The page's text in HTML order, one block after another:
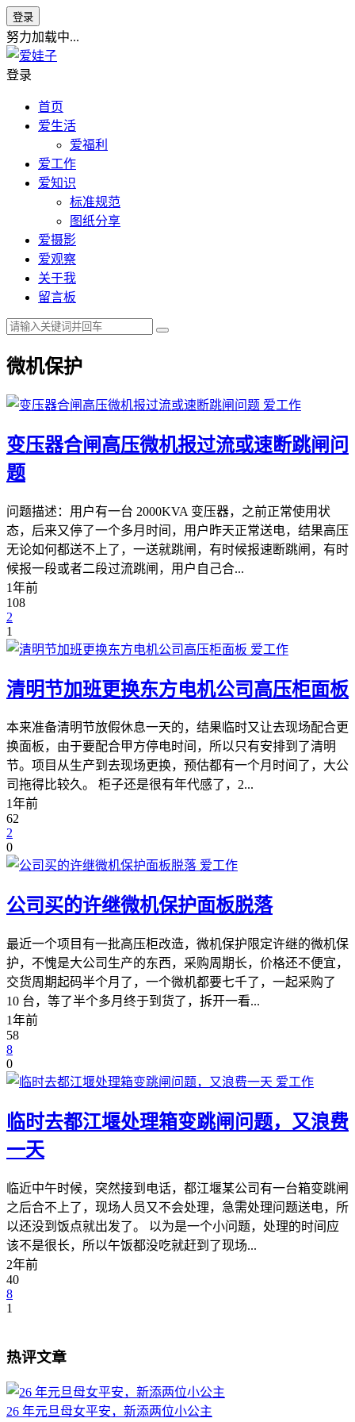
登录
努力加载中...
登录
首页
爱生活
爱福利
爱工作
爱知识
标准规范
图纸分享
爱摄影
爱观察
关于我
留言板
微机保护
爱工作
变压器合闸高压微机报过流或速断跳闸问
题
问题描述：用户有一台 2000KVA 变压器，之前正常使用状
态，后来又停了一个多月时间，用户昨天正常送电，结果高压
无论如何都送不上了，一送就跳闸，有时候报速断跳闸，有时
候报一段或者二段过流跳闸，用户自己合...
1年前
108
2
1
爱工作
清明节加班更换东方电机公司高压柜面板
本来准备清明节放假休息一天的，结果临时又让去现场配合更
换面板，由于要配合甲方停电时间，所以只有安排到了清明
节。项目从生产到去现场更换，预估都有一个月时间了，大公
司拖得比较久。 柜子还是很有年代感了，2...
1年前
62
2
0
爱工作
公司买的许继微机保护面板脱落
最近一个项目有一批高压柜改造，微机保护限定许继的微机保
护，不愧是大公司生产的东西，采购周期长，价格还不便宜，
交货周期起码半个月了，一个微机都要七千了，一起采购了
10 台，等了半个多月终于到货了，拆开一看...
1年前
58
8
0
爱工作
临时去都江堰处理箱变跳闸问题，又浪费
一天
临近中午时候，突然接到电话，都江堰某公司有一台箱变跳闸
之后合不上了，现场人员又不会处理，急需处理问题送电，所
以还没到饭点就出发了。 以为是一个小问题，处理的时间应
该不是很长，所以午饭都没吃就赶到了现场...
2年前
40
8
1
热评文章
26 年元旦母女平安，新添两位小公主